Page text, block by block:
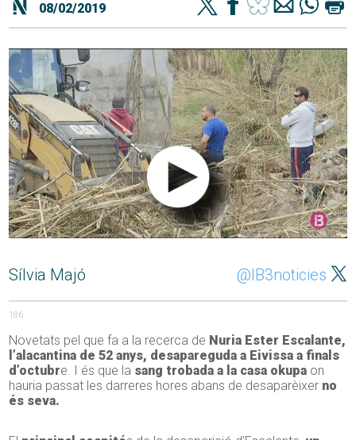
08/02/2019
Sílvia Majó @IB3noticies
186
Novetats pel que fa a la recerca de Nuria Ester Escalante,
l’alacantina de 52 anys, desapareguda a Eivissa a finals
d’octubre. I és que la sang trobada a la casa okupa on
hauria passat les darreres hores abans de desaparèixer no
és seva.